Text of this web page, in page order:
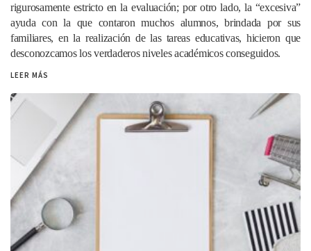
rigurosamente estricto en la evaluación; por otro lado, la “excesiva”
ayuda con la que contaron muchos alumnos, brindada por sus
familiares, en la realización de las tareas educativas, hicieron que
desconozcamos los verdaderos niveles académicos conseguidos.
LEER MÁS